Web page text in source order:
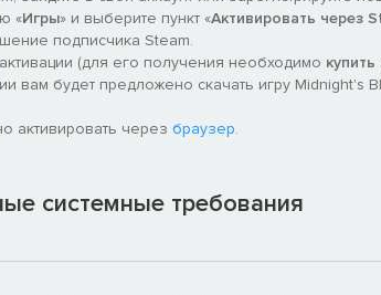
«Игры» и выберите пункт «Активировать через
подписчика Steam.
(для его получения необходимо
вам будет предложено скачать игру Midnight's
активировать через браузер.
системные требования